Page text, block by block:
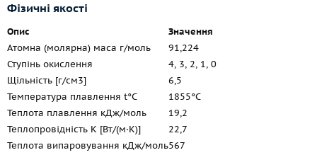
Фізичні якості
Опис
Значення
Атомна (молярна) маса г/моль
91,224
Ступінь окислення
4, 3, 2, 1, 0
Щільність [г/см3]
6,5
Температура плавлення t°С
1855°С
Теплота плавлення кДж/моль
19,2
Теплопровідність К [Вт/(м·К)]
22,7
Теплота випаровування кДж/моль567